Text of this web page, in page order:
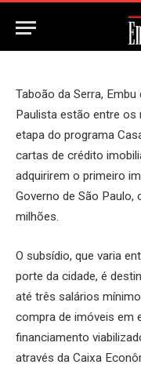
30 de Março, 2026
Taboão da Serra,
Paulista estão entre
etapa do programa
cartas de crédito
adquirirem o primeiro
Governo de São
milhões.
O subsídio, que varia
porte da cidade, é
até três salários
compra de imóveis em
financiamento
através da Caixa